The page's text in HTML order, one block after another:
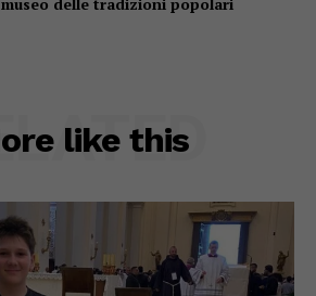
like this